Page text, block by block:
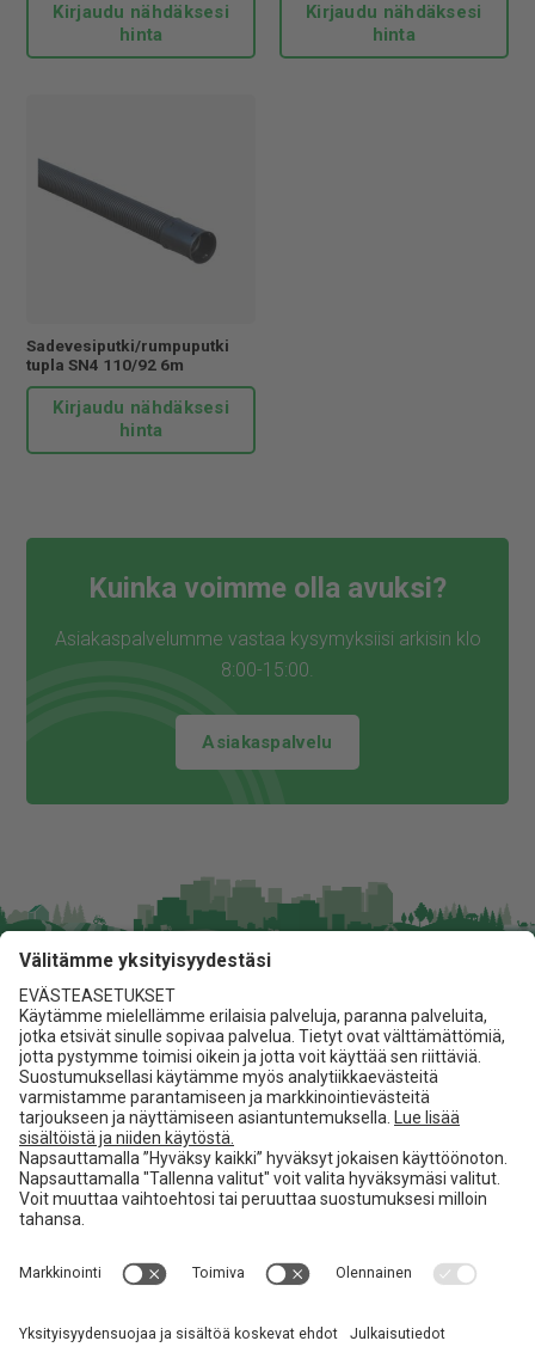
Kirjaudu nähdäksesi
hinta
Kirjaudu nähdäksesi
hinta
Sadevesiputki/rumpuputki
tupla SN4 110/92 6m
Kirjaudu nähdäksesi
hinta
Kuinka voimme olla avuksi?
Asiakaspalvelumme vastaa kysymyksiisi arkisin klo
8:00-15:00.
Asiakaspalvelu
Jita Oy
Lakarintie 10, 34800 Virrat
03 475 6100
info@jita.fi
Asiakaspalvelu